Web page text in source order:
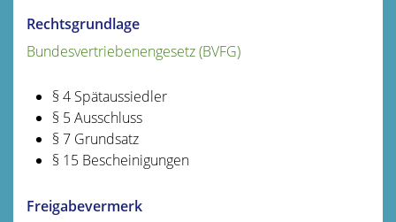
Rechtsgrundlage
Bundesvertriebenengesetz (BVFG)
§ 4 Spätaussiedler
§ 5 Ausschluss
§ 7 Grundsatz
§ 15 Bescheinigungen
Freigabevermerk